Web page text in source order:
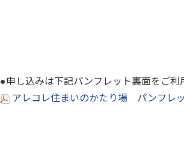
●申し込みは下記パンフレット裏面をご
アレコレ住まいのかたり場 パンフレ